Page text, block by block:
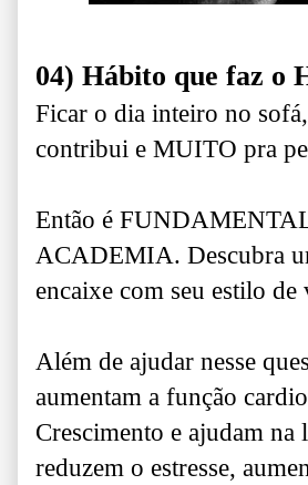
04) Hábito que faz o
Ficar o dia inteiro no
contribui e MUITO pra
Então é
ACADEMIA. Descubra
encaixe com seu estilo de
Além de ajudar nesse
aumentam a função
Crescimento e ajudam
reduzem o estresse,